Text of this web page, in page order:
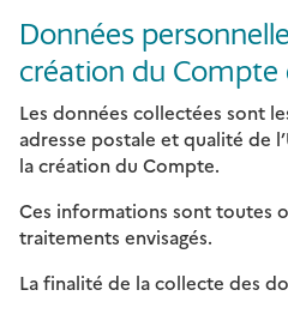
Données
création du Compte
Les données collectées sont
adresse postale et qualité de
la création du Compte.
Ces informations sont toutes
traitements envisagés.
La finalité de la collecte des